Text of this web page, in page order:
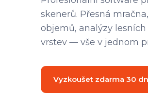
skenerů. Přesná
objemů, analýzy
vrstev — vše v jednom
Vyzkoušet zdarma 30